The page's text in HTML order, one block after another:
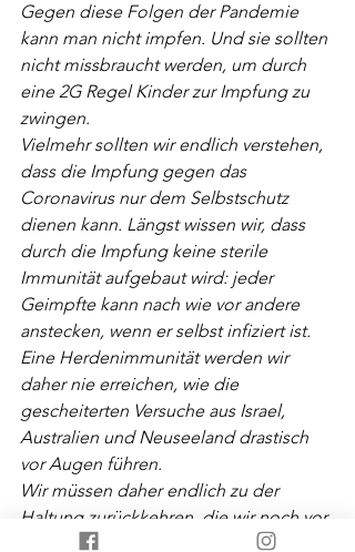
Gegen diese Folgen der Pandemie
kann man nicht impfen. Und sie sollten
nicht missbraucht werden, um durch
eine 2G Regel Kinder zur Impfung zu
zwingen.
Vielmehr sollten wir endlich verstehen,
dass die Impfung gegen das
Coronavirus nur dem Selbstschutz
dienen kann. Längst wissen wir, dass
durch die Impfung keine sterile
Immunität aufgebaut wird: jeder
Geimpfte kann nach wie vor andere
anstecken, wenn er selbst infiziert ist.
Eine Herdenimmunität werden wir
daher nie erreichen, wie die
gescheiterten Versuche aus Israel,
Australien und Neuseeland drastisch
vor Augen führen.
Wir müssen daher endlich zu der
Haltung zurückkehren, die wir noch vor
einem Jahr hatten: diejenigen